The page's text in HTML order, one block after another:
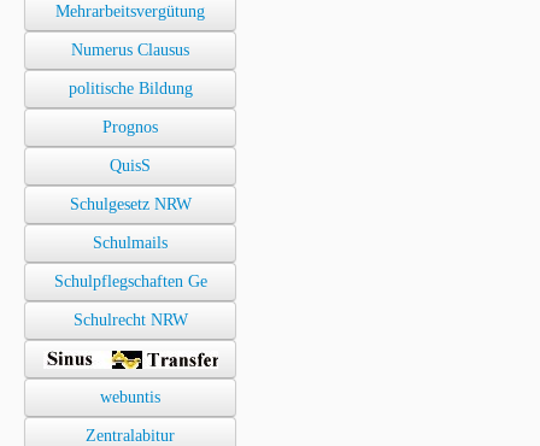
Mehrarbeitsvergütung
Numerus Clausus
politische Bildung
Prognos
QuisS
Schulgesetz NRW
Schulmails
Schulpflegschaften Ge
Schulrecht NRW
webuntis
Zentralabitur